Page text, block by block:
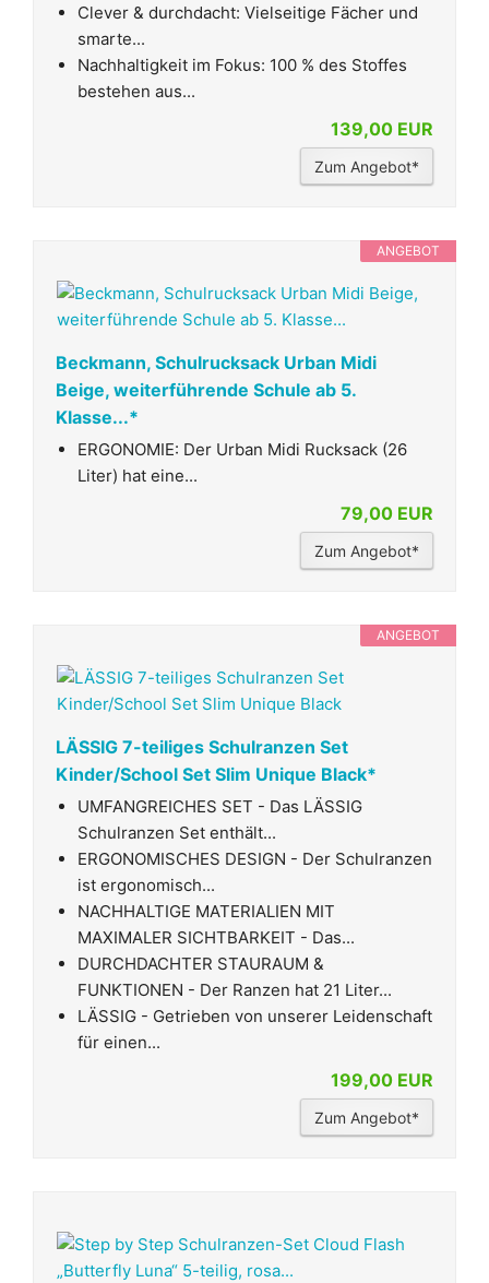
Clever & durchdacht: Vielseitige Fächer und
smarte...
Nachhaltigkeit im Fokus: 100 % des Stoffes
bestehen aus...
139,00 EUR
Zum Angebot*
ANGEBOT
Beckmann, Schulrucksack Urban Midi
Beige, weiterführende Schule ab 5.
Klasse...*
ERGONOMIE: Der Urban Midi Rucksack (26
Liter) hat eine...
79,00 EUR
Zum Angebot*
ANGEBOT
LÄSSIG 7-teiliges Schulranzen Set
Kinder/School Set Slim Unique Black*
UMFANGREICHES SET - Das LÄSSIG
Schulranzen Set enthält...
ERGONOMISCHES DESIGN - Der Schulranzen
ist ergonomisch...
NACHHALTIGE MATERIALIEN MIT
MAXIMALER SICHTBARKEIT - Das...
DURCHDACHTER STAURAUM &
FUNKTIONEN - Der Ranzen hat 21 Liter...
LÄSSIG - Getrieben von unserer Leidenschaft
für einen...
199,00 EUR
Zum Angebot*